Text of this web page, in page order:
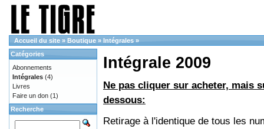
Accueil du site » Boutique » Intégrales »
Intégrale 2009
Ne pas cliquer sur acheter, mais
dessous:
Retirage à l'identique de tous les
Catégories
Abonnements
Intégrales (4)
Livres
Faire un don (1)
Recherche